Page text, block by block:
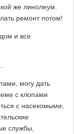
же линолеум.
ремонт потом!
и все
могу дать
с клопами
с насекомыми,
службы,